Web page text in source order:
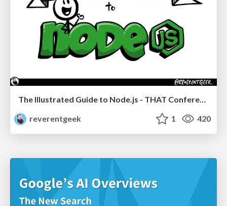
The Illustrated Guide to Node.js - THAT Conference 2024
reverentgeek
1 420